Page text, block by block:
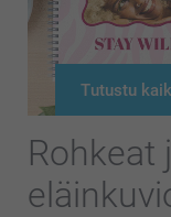
Rohkeat
Tutustu